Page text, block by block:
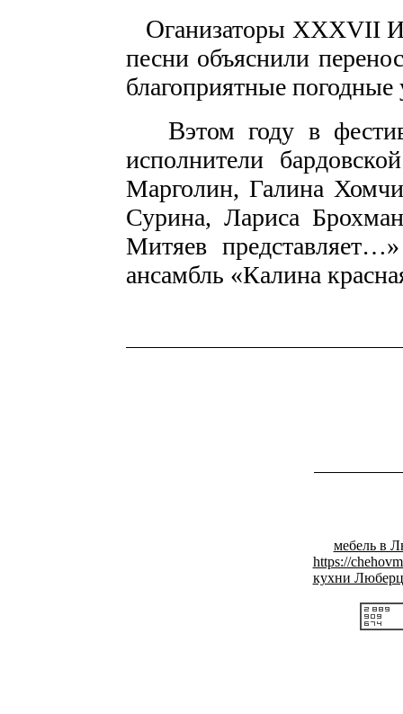
Оганизаторы XXXVII
песни объяснили
благоприятные погодные
Вэтом году в
исполнители
Марголин, Галина
Сурина, Лариса
Митяев
ансамбль «Калина
мебель в
https://
кухни